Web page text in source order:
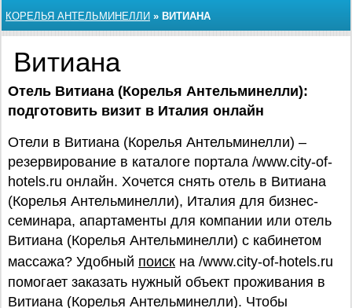
КОРЕЛЬЯ АНТЕЛЬМИНЕЛЛИ » ВИТИАНА
Витиана
Отель Витиана (Корелья Антельминелли):
подготовить визит в Италия онлайн
Отели в Витиана (Корелья Антельминелли) –
резервирование в каталоге портала /www.city-of-
hotels.ru онлайн. Хочется снять отель в Витиана
(Корелья Антельминелли), Италия для бизнес-
семинара, апартаменты для компании или отель
Витиана (Корелья Антельминелли) с кабинетом
массажа? Удобный поиск на /www.city-of-hotels.ru
помогает заказать нужный объект проживания в
Витиана (Корелья Антельминелли). Чтобы